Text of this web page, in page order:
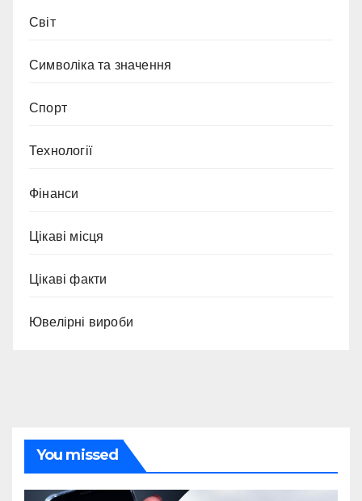
Світ
Символіка та значення
Спорт
Технології
Фінанси
Цікаві місця
Цікаві факти
Ювелірні вироби
You missed